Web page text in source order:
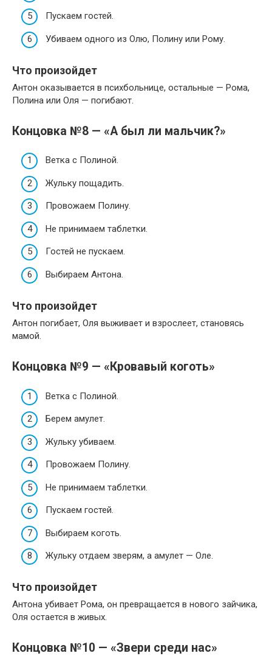
Пускаем гостей.
Убиваем одного из Олю, Полину или Рому.
Что произойдет
Антон оказывается в психбольнице, остальные — Рома,
Полина или Оля — погибают.
Концовка №8 — «А был ли мальчик?»
Ветка с Полиной.
Жульку пощадить.
Провожаем Полину.
Не принимаем таблетки.
Гостей не пускаем.
Выбираем Антона.
Что произойдет
Антон погибает, Оля выживает и взрослеет, становясь
мамой.
Концовка №9 — «Кровавый коготь»
Ветка с Полиной.
Берем амулет.
Жульку убиваем.
Провожаем Полину.
Не принимаем таблетки.
Пускаем гостей.
Выбираем коготь.
Жульку отдаем зверям, а амулет — Оле.
Что произойдет
Антона убивает Рома, он превращается в нового зайчика,
Оля остается в живых.
Концовка №10 — «Звери среди нас»